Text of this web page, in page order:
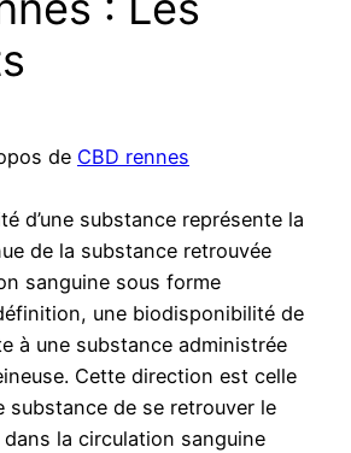
de CBD rennes
d’une substance représente la
de la substance retrouvée
sanguine sous forme
une biodisponibilité de
à une substance administrée
Cette direction est celle
substance de se retrouver le
la circulation sanguine